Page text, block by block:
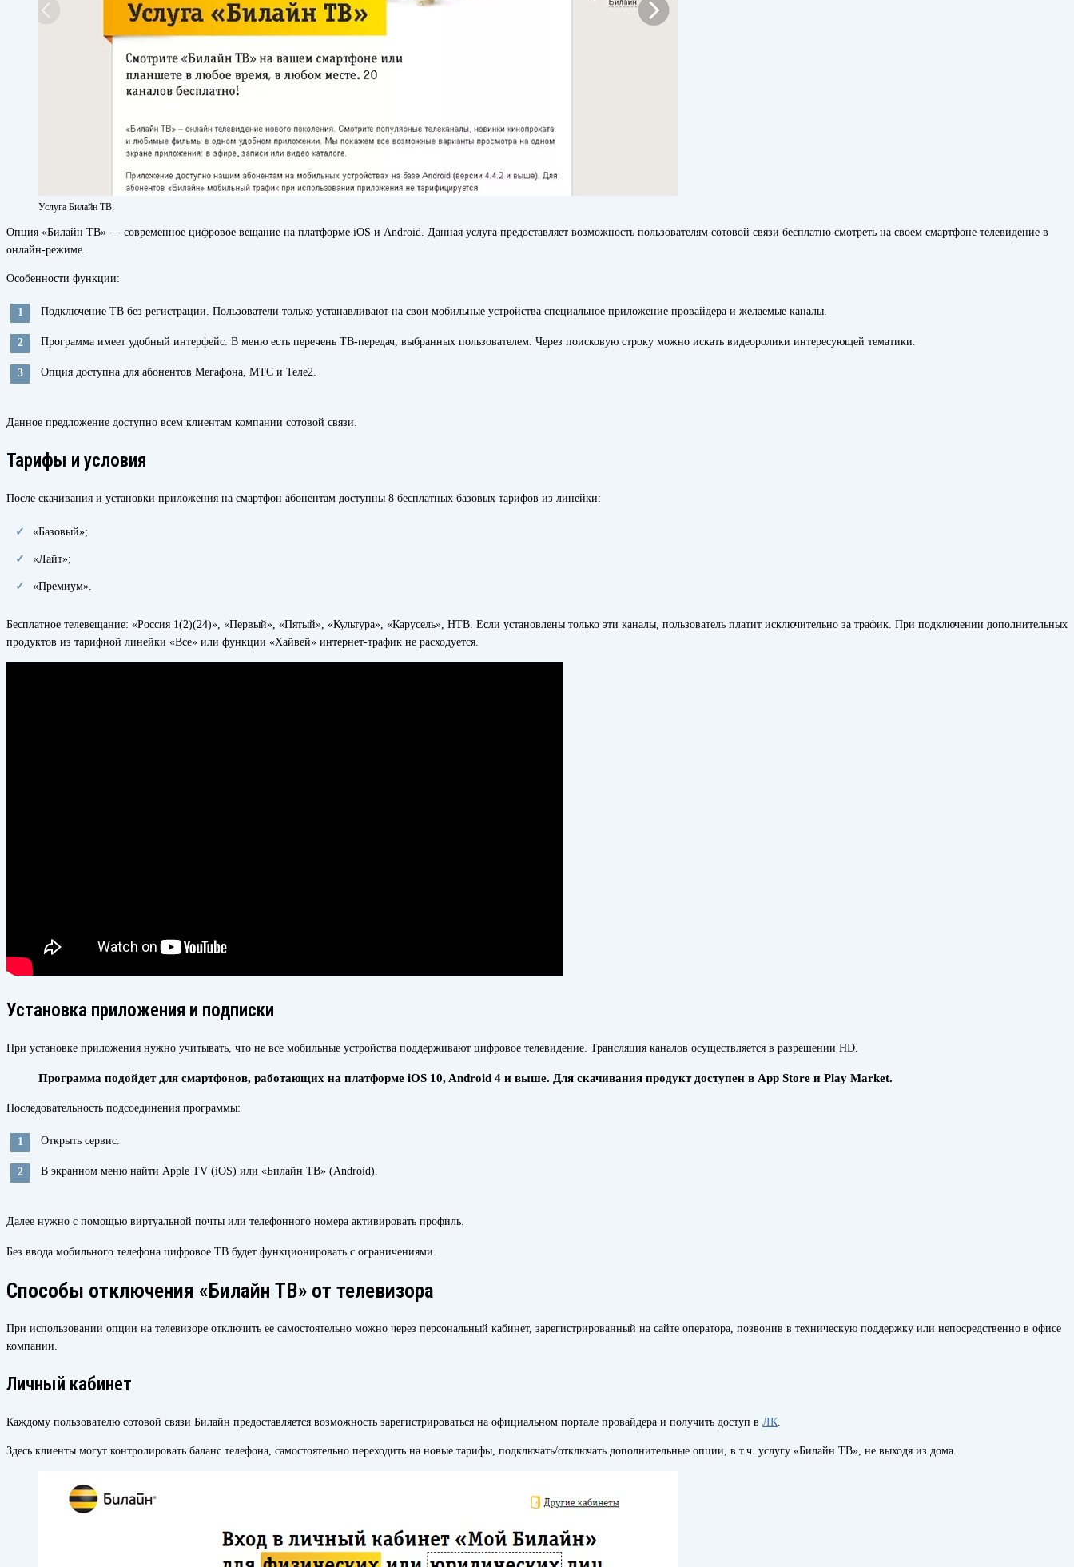
Услуга Билайн ТВ.
Опция «Билайн ТВ» — современное цифровое вещание на платформе iOS и Android. Данная услуга предоставляет возможность пользователям сотовой связи бесплатно смотреть на своем смартфоне телевидение в
онлайн-режиме.
Особенности функции:
Подключение ТВ без регистрации. Пользователи только устанавливают на свои мобильные устройства специальное приложение провайдера и желаемые каналы.
Программа имеет удобный интерфейс. В меню есть перечень ТВ-передач, выбранных пользователем. Через поисковую строку можно искать видеоролики интересующей тематики.
Опция доступна для абонентов Мегафона, МТС и Теле2.
Данное предложение доступно всем клиентам компании сотовой связи.
Тарифы и условия
После скачивания и установки приложения на смартфон абонентам доступны 8 бесплатных базовых тарифов из линейки:
«Базовый»;
«Лайт»;
«Премиум».
Бесплатное телевещание: «Россия 1(2)(24)», «Первый», «Пятый», «Культура», «Карусель», НТВ. Если установлены только эти каналы, пользователь платит исключительно за трафик. При подключении дополнительных
продуктов из тарифной линейки «Все» или функции «Хайвей» интернет-трафик не расходуется.
Установка приложения и подписки
При установке приложения нужно учитывать, что не все мобильные устройства поддерживают цифровое телевидение. Трансляция каналов осуществляется в разрешении HD.
Программа подойдет для смартфонов, работающих на платформе iOS 10, Android 4 и выше. Для скачивания продукт доступен в App Store и Play Market.
Последовательность подсоединения программы:
Открыть сервис.
В экранном меню найти Apple TV (iOS) или «Билайн ТВ» (Android).
Далее нужно с помощью виртуальной почты или телефонного номера активировать профиль.
Без ввода мобильного телефона цифровое ТВ будет функционировать с ограничениями.
Способы отключения «Билайн ТВ» от телевизора
При использовании опции на телевизоре отключить ее самостоятельно можно через персональный кабинет, зарегистрированный на сайте оператора, позвонив в техническую поддержку или непосредственно в офисе
компании.
Личный кабинет
Каждому пользователю сотовой связи Билайн предоставляется возможность зарегистрироваться на официальном портале провайдера и получить доступ в ЛК.
Здесь клиенты могут контролировать баланс телефона, самостоятельно переходить на новые тарифы, подключать/отключать дополнительные опции, в т.ч. услугу «Билайн ТВ», не выходя из дома.